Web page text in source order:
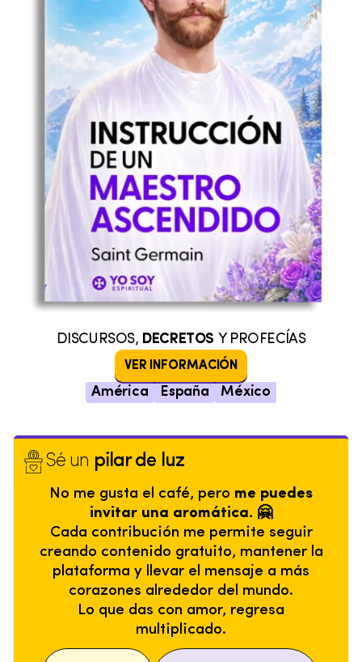
DISCURSOS, DECRETOS Y PROFECÍAS
VER INFORMACIÓN
América España México
Sé un pilar de luz
No me gusta el café, pero me puedes
invitar una aromática. 🤗
Cada contribución me permite seguir
creando contenido gratuito, mantener la
plataforma y llevar el mensaje a más
corazones alrededor del mundo.
Lo que das con amor, regresa
multiplicado.